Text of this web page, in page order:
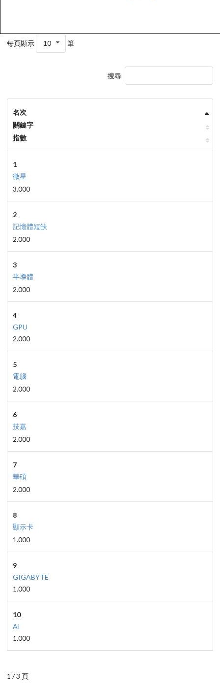
每頁顯示 10 筆
搜尋
名次
關鍵字
指數
1
微星
3.000
2
記憶體短缺
2.000
3
半導體
2.000
4
GPU
2.000
5
電腦
2.000
6
技嘉
2.000
7
華碩
2.000
8
顯示卡
1.000
9
GIGABYTE
1.000
10
AI
1.000
1 / 3 頁